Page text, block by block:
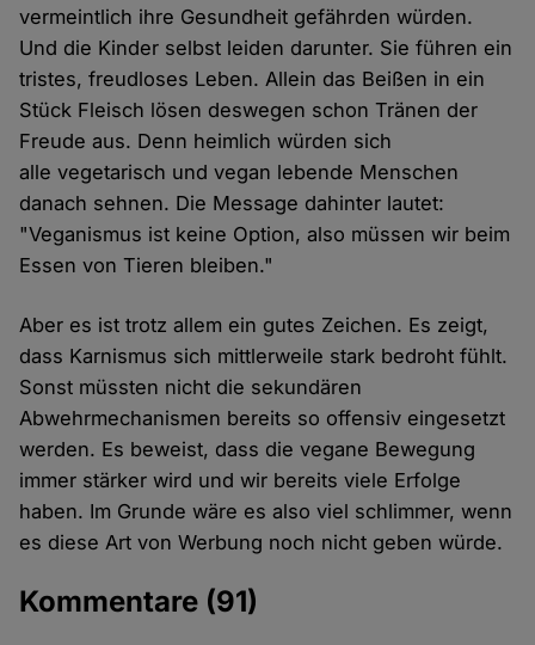
vermeintlich ihre Gesundheit gefährden würden.
Und die Kinder selbst leiden darunter. Sie führen ein
tristes, freudloses Leben. Allein das Beißen in ein
Stück Fleisch lösen deswegen schon Tränen der
Freude aus. Denn heimlich würden sich
alle vegetarisch und vegan lebende Menschen
danach sehnen. Die Message dahinter lautet:
"Veganismus ist keine Option, also müssen wir beim
Essen von Tieren bleiben."
Aber es ist trotz allem ein gutes Zeichen. Es zeigt,
dass Karnismus sich mittlerweile stark bedroht fühlt.
Sonst müssten nicht die sekundären
Abwehrmechanismen bereits so offensiv eingesetzt
werden. Es beweist, dass die vegane Bewegung
immer stärker wird und wir bereits viele Erfolge
haben. Im Grunde wäre es also viel schlimmer, wenn
es diese Art von Werbung noch nicht geben würde.
Kommentare (91)